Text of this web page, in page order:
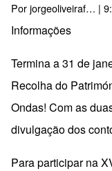
Porjorgeoliveiraf… |
Informações
Termina a 31 de
Recolha do
Ondas! Com as
divulgação dos
Para participar na